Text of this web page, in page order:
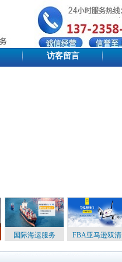
访客留言
国际海运服务 FBA亚马逊双清